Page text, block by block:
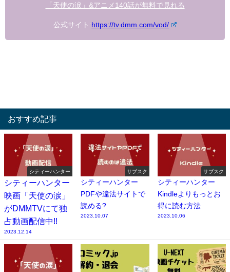
「天使の涙」&アニメ140話が無料で見れる
公式サイト:https://tv.dmm.com/vod/
おすすめ記事
シティーハンター
シティーハンター
映画「天使の涙」
がDMMTVにて独
占動画配信中!!
2023.12.14
サブスク
シティーハンター
PDFや違法サイトで
読める?
2023.10.07
サブスク
シティーハンター
Kindleよりもっとお
得に読む方法
2023.10.06